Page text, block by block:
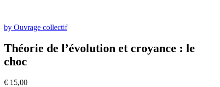
by Ouvrage collectif
Théorie de l’évolution et croyance : le
choc
€ 15,00